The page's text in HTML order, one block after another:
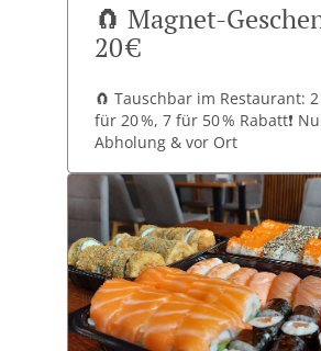
🧲 Magnet-
20 €
🧲 Tauschbar im Restaurant:
für 20 %, 7 für 50 % Rabatt❗
Abholung & vor Ort